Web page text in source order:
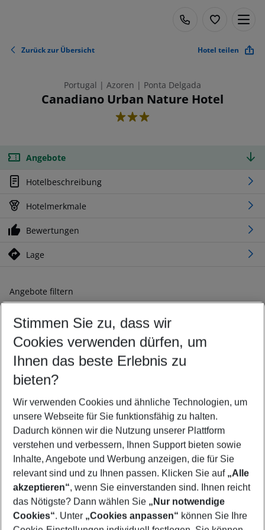
Zurück zur Übersicht Hotel teilen
Portugal | Azoren | Ponta Delgada
Canadiano Urban Nature Hotel
3
Angebote
Hotelbeschreibung
Hotelmerkmale
Bewertungen
Lage
Angebote filtern
Ändern Sie Ihre Kriterien nach Ihren Wünschen
Abflughafen wählen
Beliebiger Abflughafen
Reisezeitraum wählen
08.08.26– 06.08.27 5-8 Nächte
2 Erwachsene Keine Kinder
Mehr Filter anzeigen
Footer
Footer navigation
Stimmen Sie zu, dass wir
Cookies verwenden dürfen, um
Ihnen das beste Erlebnis zu
bieten?
Wir verwenden Cookies und ähnliche Technologien, um
unsere Webseite für Sie funktionsfähig zu halten.
Dadurch können wir die Nutzung unserer Plattform
verstehen und verbessern, Ihnen Support bieten sowie
Inhalte, Angebote und Werbung anzeigen, die für Sie
relevant sind und zu Ihnen passen. Klicken Sie auf „Alle
akzeptieren“, wenn Sie einverstanden sind. Ihnen reicht
das Nötigste? Dann wählen Sie „Nur notwendige
Cookies“. Unter „Cookies anpassen“ können Sie Ihre